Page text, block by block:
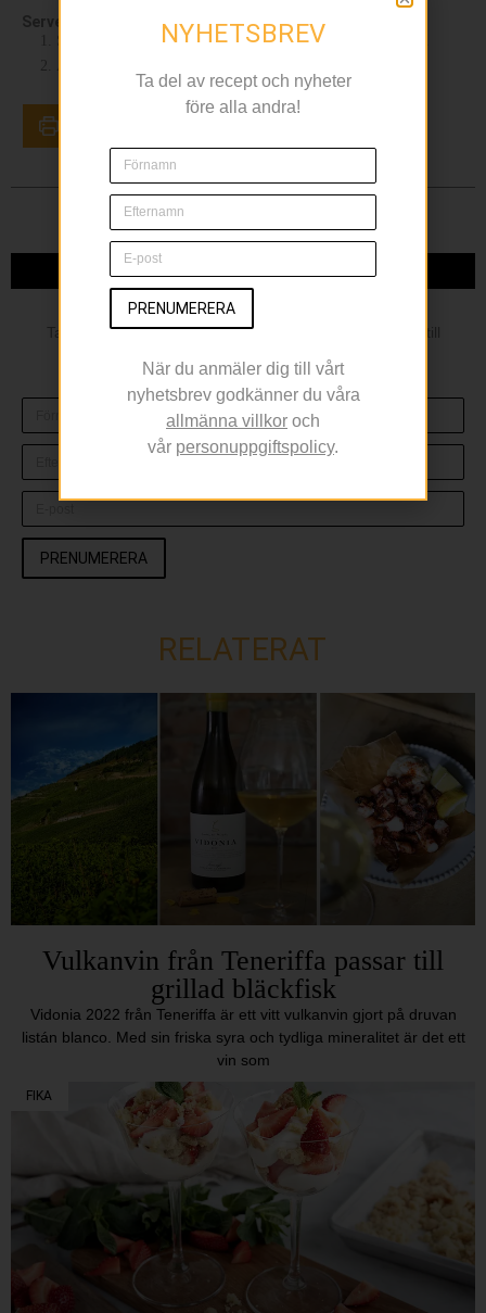
Servering
Servera kycklingspett med dillpotatis, kryddyoghurt och kål.
NYHETSBREV
Ta del av recept och nyheter före alla andra, anmäl dig till
PRENUMERERA
RELATERAT
Vulkanvin från Teneriffa passar till
grillad bläckfisk
Vidonia 2022 från Teneriffa är ett vitt vulkanvin gjort på druvan
listán blanco. Med sin friska syra och tydliga mineralitet är det ett
vin som
FIKA
NYHETSBREV
Ta del av recept och nyheter
före alla andra!
PRENUMERERA
När du anmäler dig till vårt
nyhetsbrev godkänner du våra
allmänna villkor och
vår personuppgiftspolicy.